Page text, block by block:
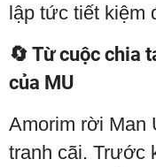
lập tức tiết kiệm
🔄 Từ cuộc chia
của MU
Amorim rời Man
tranh cãi. Trước